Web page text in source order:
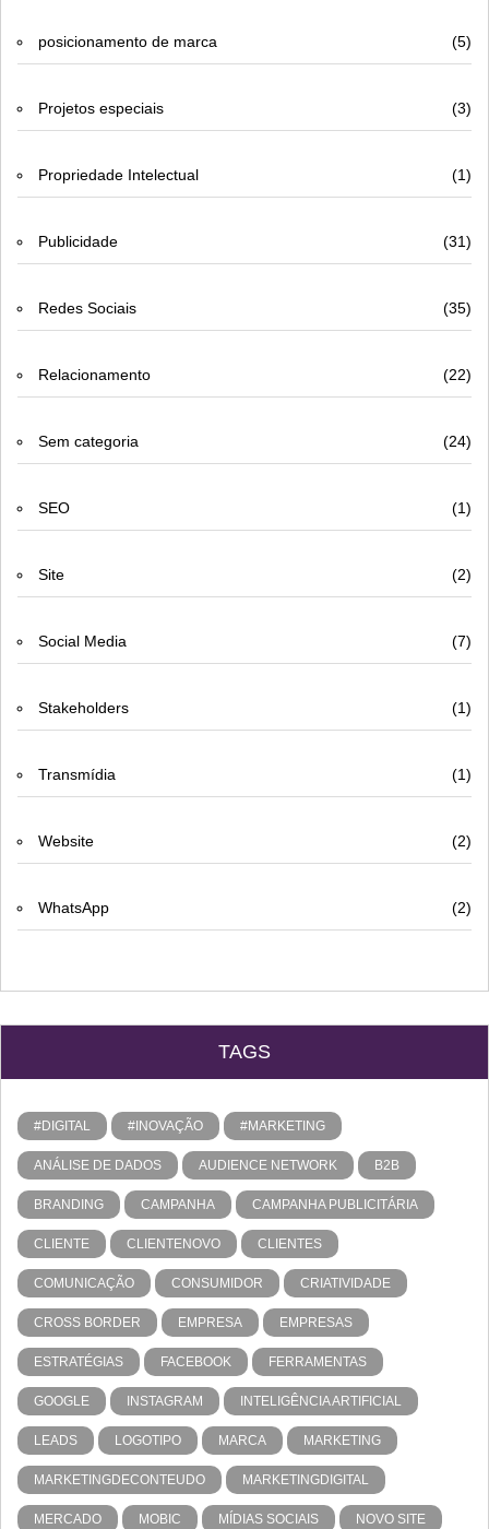
posicionamento de marca (5)
Projetos especiais (3)
Propriedade Intelectual (1)
Publicidade (31)
Redes Sociais (35)
Relacionamento (22)
Sem categoria (24)
SEO (1)
Site (2)
Social Media (7)
Stakeholders (1)
Transmídia (1)
Website (2)
WhatsApp (2)
TAGS
#DIGITAL #INOVAÇÃO #MARKETING
ANÁLISE DE DADOS AUDIENCE NETWORK B2B
BRANDING CAMPANHA CAMPANHA PUBLICITÁRIA
CLIENTE CLIENTENOVO CLIENTES
COMUNICAÇÃO CONSUMIDOR CRIATIVIDADE
CROSS BORDER EMPRESA EMPRESAS
ESTRATÉGIAS FACEBOOK FERRAMENTAS
GOOGLE INSTAGRAM INTELIGÊNCIA ARTIFICIAL
LEADS LOGOTIPO MARCA MARKETING
MARKETINGDECONTEUDO MARKETINGDIGITAL
MERCADO MOBIC MÍDIAS SOCIAIS NOVO SITE